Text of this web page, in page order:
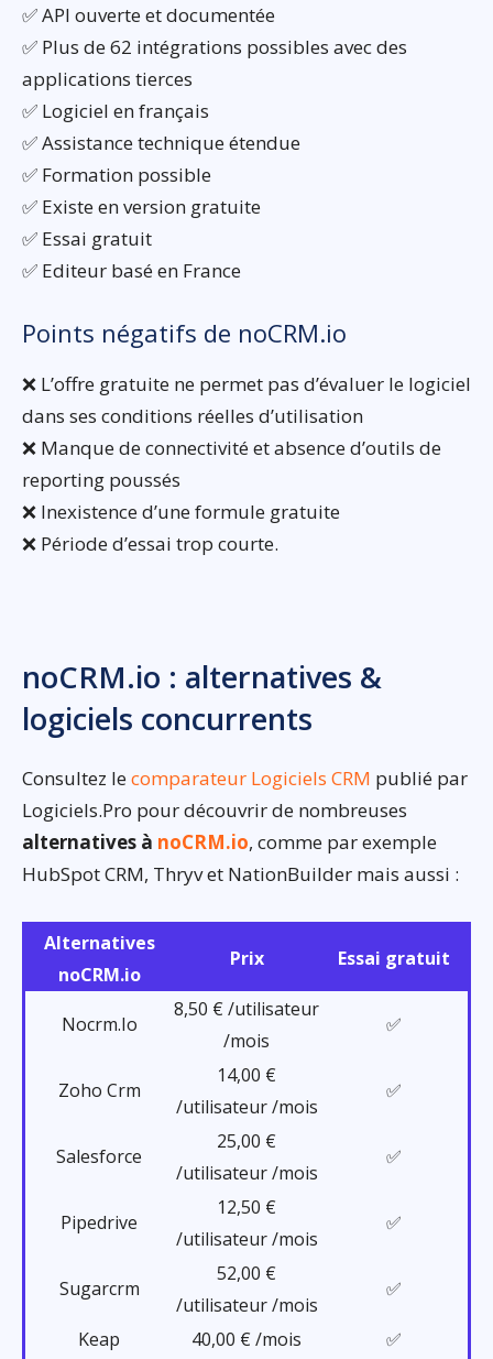
✅ API ouverte et documentée
✅ Plus de 62 intégrations possibles avec des
applications tierces
✅ Logiciel en français
✅ Assistance technique étendue
✅ Formation possible
✅ Existe en version gratuite
✅ Essai gratuit
✅ Editeur basé en France
Points négatifs de noCRM.io
❌ L’offre gratuite ne permet pas d’évaluer le logiciel
dans ses conditions réelles d’utilisation
❌ Manque de connectivité et absence d’outils de
reporting poussés
❌ Inexistence d’une formule gratuite
❌ Période d’essai trop courte.
noCRM.io : alternatives &
logiciels concurrents
Consultez lecomparateur Logiciels CRM publié par
Logiciels.Pro pour découvrir de nombreuses
alternatives à noCRM.io, comme par exemple
HubSpot CRM, Thryv et NationBuilder mais aussi :
Alternatives
noCRM.io
Prix Essai gratuit
Nocrm.Io
8,50 € /utilisateur
/mois
✅
Zoho Crm
14,00 €
/utilisateur /mois
✅
Salesforce
25,00 €
/utilisateur /mois
✅
Pipedrive
12,50 €
/utilisateur /mois
✅
Sugarcrm
52,00 €
/utilisateur /mois
✅
Keap 40,00 € /mois ✅